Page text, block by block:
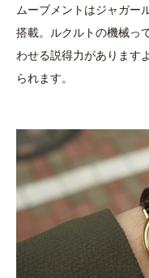
ムーブメントはジャガー
搭載。ルクルトの機械っ
わせる説得力があります
られます。